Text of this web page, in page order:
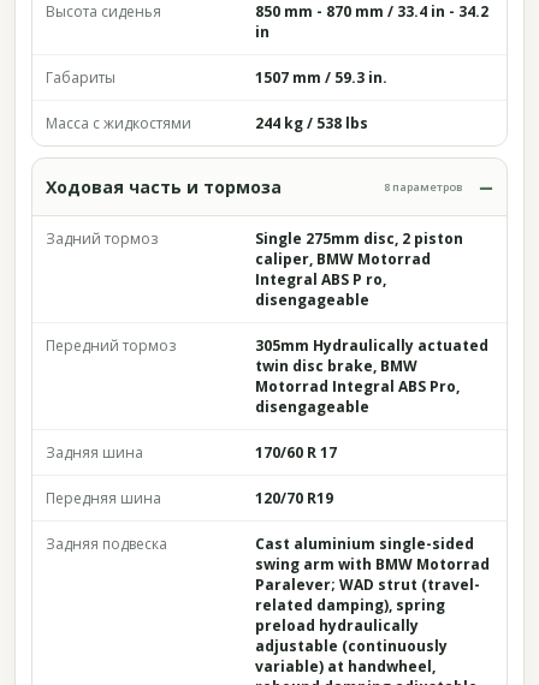
Высота сиденья
850 mm - 870 mm / 33.4 in - 34.2
in
Габариты 1507 mm / 59.3 in.
Масса с жидкостями 244 kg / 538 lbs
Ходовая часть и тормоза 8 параметров
Задний тормоз
Single 275mm disc, 2 piston
caliper, BMW Motorrad
Integral ABS P ro,
disengageable
Передний тормоз
305mm Hydraulically actuated
twin disc brake, BMW
Motorrad Integral ABS Pro,
disengageable
Задняя шина 170/60 R 17
Передняя шина 120/70 R19
Задняя подвеска
Cast aluminium single-sided
swing arm with BMW Motorrad
Paralever; WAD strut (travel-
related damping), spring
preload hydraulically
adjustable (continuously
variable) at handwheel,